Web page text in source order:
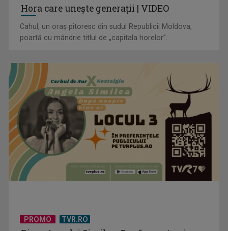
De ce incidentul OpenAI este cel mai îngrijorător accident de
până acum ...
TVRMOLDOVA TVRMOLDOVA
Hora care unește generații | VIDEO
Cahul, un oraș pitoresc din sudul Republicii Moldova,